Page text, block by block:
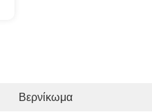
Βερνίκωμα